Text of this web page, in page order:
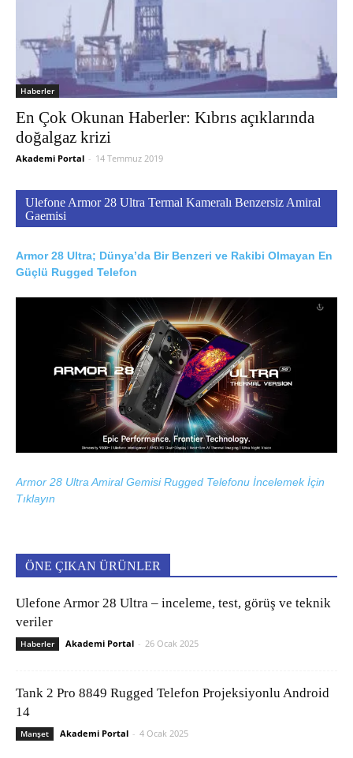
Haberler
En Çok Okunan Haberler: Kıbrıs açıklarında
doğalgaz krizi
Akademi Portal - 14 Temmuz 2019
Ulefone Armor 28 Ultra Termal Kameralı Benzersiz Amiral
Gaemisi
Armor 28 Ultra; Dünya’da Bir Benzeri ve Rakibi Olmayan En
Güçlü Rugged Telefon
Armor 28 Ultra Amiral Gemisi Rugged Telefonu İncelemek İçin
Tıklayın
ÖNE ÇIKAN ÜRÜNLER
Ulefone Armor 28 Ultra – inceleme, test, görüş ve teknik
veriler
Haberler Akademi Portal - 26 Ocak 2025
Tank 2 Pro 8849 Rugged Telefon Projeksiyonlu Android
14
Manşet Akademi Portal - 4 Ocak 2025